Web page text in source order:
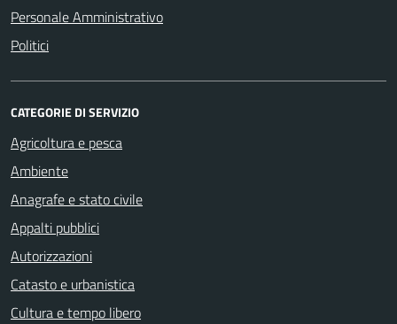
Personale Amministrativo
Politici
CATEGORIE DI SERVIZIO
Agricoltura e pesca
Ambiente
Anagrafe e stato civile
Appalti pubblici
Autorizzazioni
Catasto e urbanistica
Cultura e tempo libero